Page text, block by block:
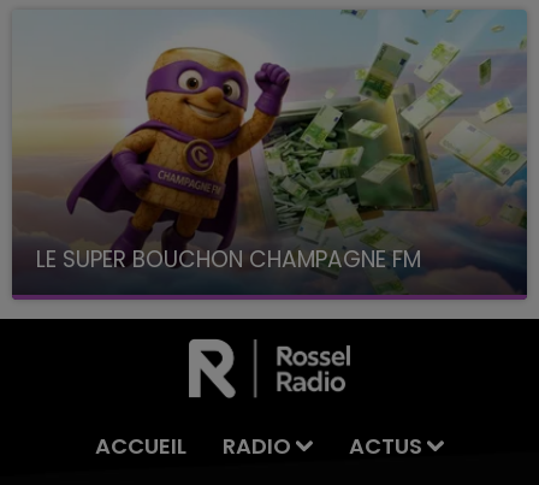
LE SUPER BOUCHON CHAMPAGNE FM
avec La Famille Champagne FM, à 8H10
ACCUEIL RADIO ACTUS